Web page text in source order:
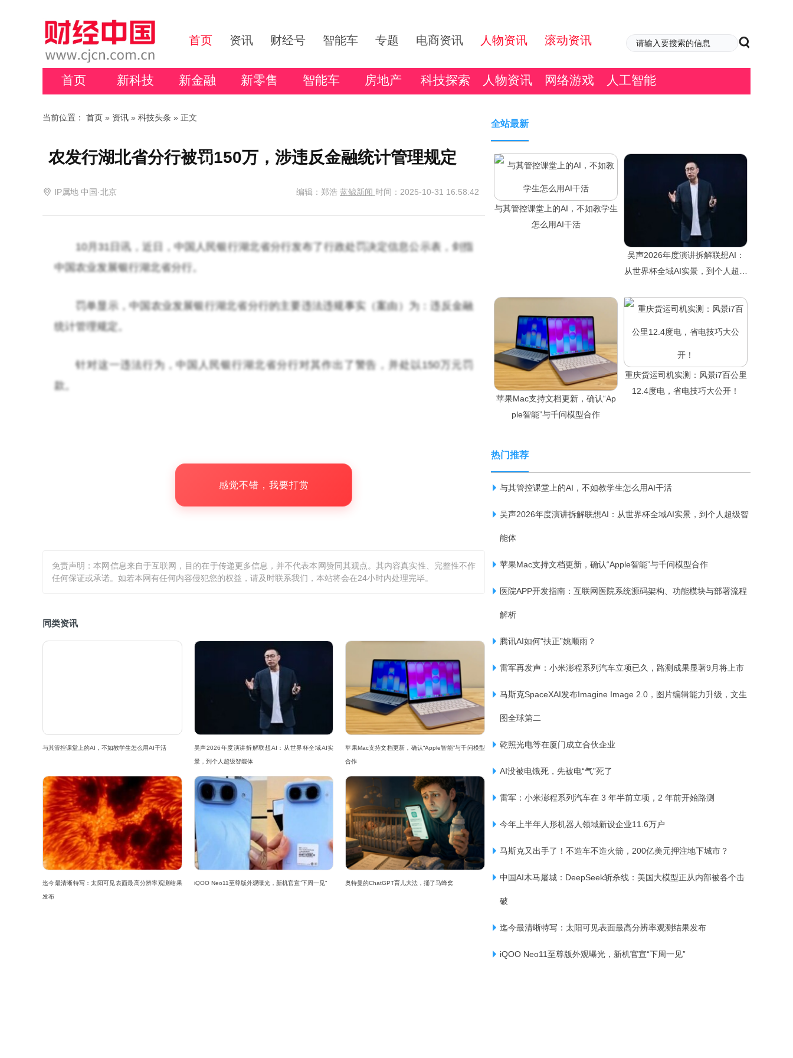
首页 资讯 财经号 智能车 专题 电商资讯 人物资讯 滚动资讯
首页 新科技 新金融 新零售 智能车 房地产 科技探索 人物资讯 网络游戏 人工智能
当前位置： 首页 » 资讯 » 科技头条 » 正文
农发行湖北省分行被罚150万，涉违反金融统计管理规定
IP属地 中国·北京 编辑：郑浩 蓝鲸新闻 时间：2025-10-31 16:58:42
10月31日讯，近日，中国人民银行湖北省分行发布了行政处罚决定信息公示表，剑指
中国农业发展银行湖北省分行。
罚单显示，中国农业发展银行湖北省分行的主要违法违规事实（案由）为：违反金融
统计管理规定。
针对这一违法行为，中国人民银行湖北省分行对其作出了警告，并处以150万元罚
款。
感觉不错，我要打赏
免责声明：本网信息来自于互联网，目的在于传递更多信息，并不代表本网赞同其观点。其内容真实性、完整性不作
任何保证或承诺。如若本网有任何内容侵犯您的权益，请及时联系我们，本站将会在24小时内处理完毕。
同类资讯
与其管控课堂上的AI，不如教学生怎么用AI干活 吴声2026年度演讲拆解联想AI：从世界杯全域AI实
景，到个人超级智能体
苹果Mac支持文档更新，确认“Apple智能”与千问模型
合作
迄今最清晰特写：太阳可见表面最高分辨率观测结果
发布
iQOO Neo11至尊版外观曝光，新机官宣“下周一见” 奥特曼的ChatGPT育儿大法，捅了马蜂窝
全站最新
与其管控课堂上的AI，不如教学生
怎么用AI干活
吴声2026年度演讲拆解联想AI：
从世界杯全域AI实景，到个人超级
苹果Mac支持文档更新，确认“Ap
ple智能”与千问模型合作
重庆货运司机实测：风景i7百公里
12.4度电，省电技巧大公开！
热门推荐
与其管控课堂上的AI，不如教学生怎么用AI干活
吴声2026年度演讲拆解联想AI：从世界杯全域AI实景，到个人超级智
能体
苹果Mac支持文档更新，确认“Apple智能”与千问模型合作
医院APP开发指南：互联网医院系统源码架构、功能模块与部署流程
解析
腾讯AI如何“扶正”姚顺雨？
雷军再发声：小米澎程系列汽车立项已久，路测成果显著9月将上市
马斯克SpaceXAI发布Imagine Image 2.0，图片编辑能力升级，文生
图全球第二
乾照光电等在厦门成立合伙企业
AI没被电饿死，先被电“气”死了
雷军：小米澎程系列汽车在 3 年半前立项，2 年前开始路测
今年上半年人形机器人领域新设企业11.6万户
马斯克又出手了！不造车不造火箭，200亿美元押注地下城市？
中国AI木马屠城：DeepSeek斩杀线：美国大模型正从内部被各个击
破
迄今最清晰特写：太阳可见表面最高分辨率观测结果发布
iQOO Neo11至尊版外观曝光，新机官宣“下周一见”